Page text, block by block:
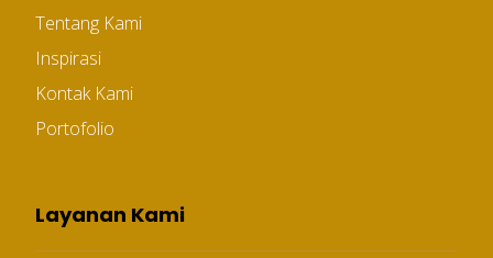
Tentang Kami
Inspirasi
Kontak Kami
Portofolio
Layanan Kami